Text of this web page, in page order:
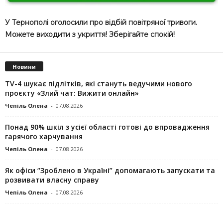
У Тернополі оголосили про відбій повітряної тривоги.
Можете виходити з укриття! Зберігайте спокій!
Новини
TV-4 шукає підлітків, які стануть ведучими нового
проєкту «Злий чат: Вижити онлайн»
Чепіль Олена - 07.08.2026
Понад 90% шкіл з усієї області готові до впровадження
гарячого харчування
Чепіль Олена - 07.08.2026
Як офіси “Зроблено в Україні” допомагають запускaти та
розвивати власну справу
Чепіль Олена - 07.08.2026